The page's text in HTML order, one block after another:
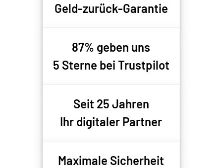
Geld-zurück-Garantie
87% geben uns
5 Sterne bei Trustpilot
Seit 25 Jahren
Ihr digitaler Partner
Maximale Sicherheit